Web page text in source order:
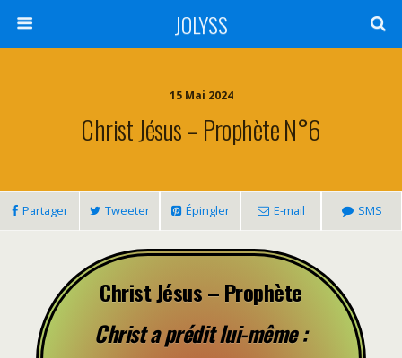
JOLYSS
15 Mai 2024
Christ Jésus – Prophète N°6
Partager Tweeter Épingler E-mail SMS
Christ Jésus – Prophète
Christ a prédit lui-même :